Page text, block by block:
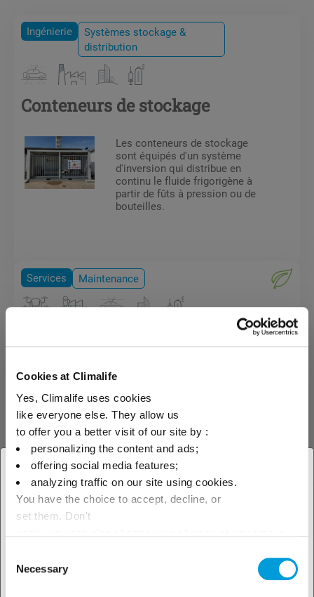
Cookies at Climalife
Yes, Climalife uses cookies
like everyone else. They allow us
to offer you a better visit of our site by :
personalizing the content and ads;
offering social media features;
analyzing traffic on our site using cookies.
You have the choice to accept, decline, or
set them. Don't
Selection
Necessary
× Fermer
Sélectionnez votre zone
Ingénierie
Systèmes stockage &
distribution
Conteneurs de stockage
Les conteneurs de stockage
sont équipés d'un système
d'inversion qui distribue en
continu le fluide frigorigène à
partir de fûts à pression ou de
Services Maintenance
Une maintenance régulière
interruptions de production et de
s'assurer du bon
fonctionnement d'une
installation pour optimiser
l'efficacité énergétique. Les
opérations de maintenances
préventives peuvent également
apporter des proposition
d'améliorations techniques ou
Services Maintenance